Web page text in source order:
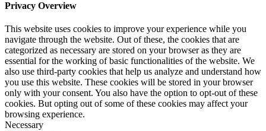
Privacy Overview
This website uses cookies to improve your experience while you
navigate through the website. Out of these, the cookies that are
categorized as necessary are stored on your browser as they are
essential for the working of basic functionalities of the website. We
also use third-party cookies that help us analyze and understand how
you use this website. These cookies will be stored in your browser
only with your consent. You also have the option to opt-out of these
cookies. But opting out of some of these cookies may affect your
browsing experience.
Necessary